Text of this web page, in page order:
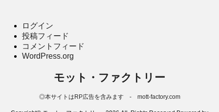
ログイン
投稿フィード
コメントフィード
WordPress.org
モット・ファクトリー
◎本サイトはRP広告を含みます - mott-factory.com